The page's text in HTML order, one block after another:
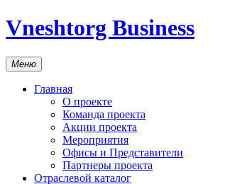
Vneshtorg Business
Меню
Главная
О проекте
Команда проекта
Акции проекта
Мероприятия
Офисы и Представители
Партнеры проекта
Отраслевой каталог